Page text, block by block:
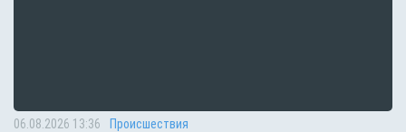
06.08.2026 13:36 Происшествия